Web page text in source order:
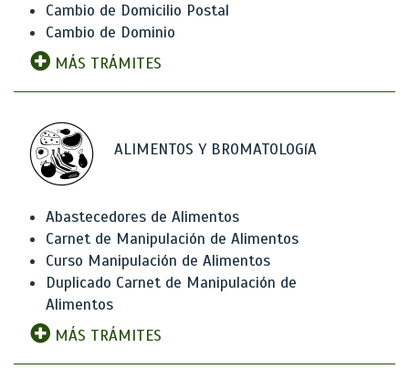
Cambio de Domicilio Postal
Cambio de Dominio
MÁS TRÁMITES
ALIMENTOS Y BROMATOLOGíA
Abastecedores de Alimentos
Carnet de Manipulación de Alimentos
Curso Manipulación de Alimentos
Duplicado Carnet de Manipulación de
Alimentos
MÁS TRÁMITES